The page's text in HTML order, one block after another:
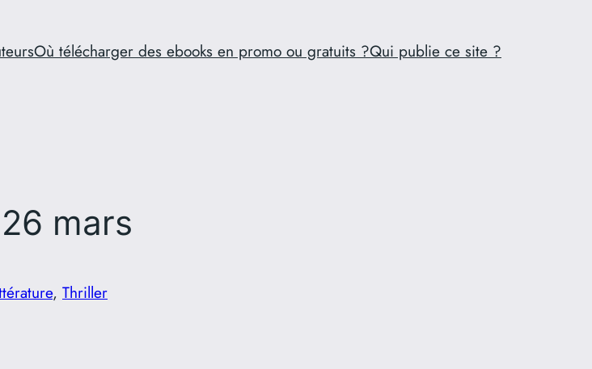
Où télécharger des ebooks en promo ou gratuits ?Qui publie ce site ?
mars
, Thriller